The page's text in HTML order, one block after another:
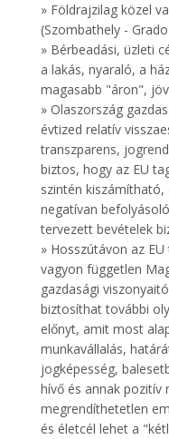
» Földrajzilag közel
(Szombathely -
» Bérbeadási, üzleti
a lakás, nyaraló, a
magasabb "áron",
» Olaszország
évtized relatív
transzparens,
biztos, hogy az EU
szintén
negatívan
tervezett bevételek
» Hosszútávon az
vagyon független
gazdasági
biztosíthat további
előnyt, amit most
munkavállalás,
jogképesség,
hívő és annak pozitív
megrendíthetetlen
és életcél lehet a